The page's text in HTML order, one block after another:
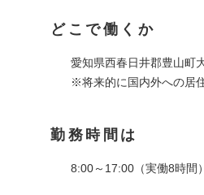
どこで働くか
愛知県西春日井郡豊山町
※将来的に国内外への居
勤務時間は
8:00～17:00（実働8時間）